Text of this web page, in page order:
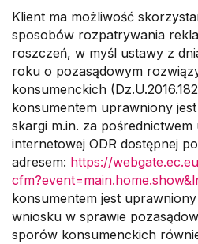
Klient ma możliwość
sposobów rozpatrywania
roszczeń, w myśl ustawy z
roku o pozasądowym
konsumenckich
konsumentem uprawniony
skargi m.in. za
internetowej ODR dostępnej
adresem: https://
konsumentem jest
wniosku w sprawie
sporów konsumenckich